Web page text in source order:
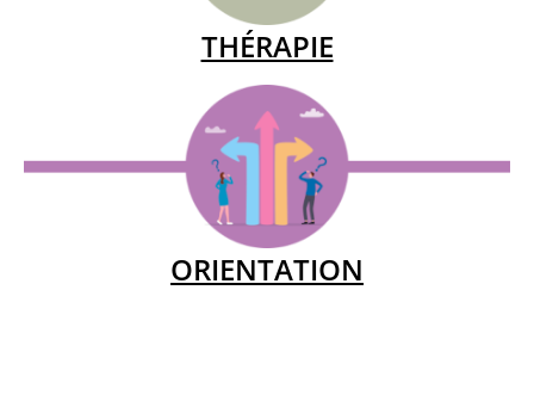
THÉRAPIE
ORIENTATION